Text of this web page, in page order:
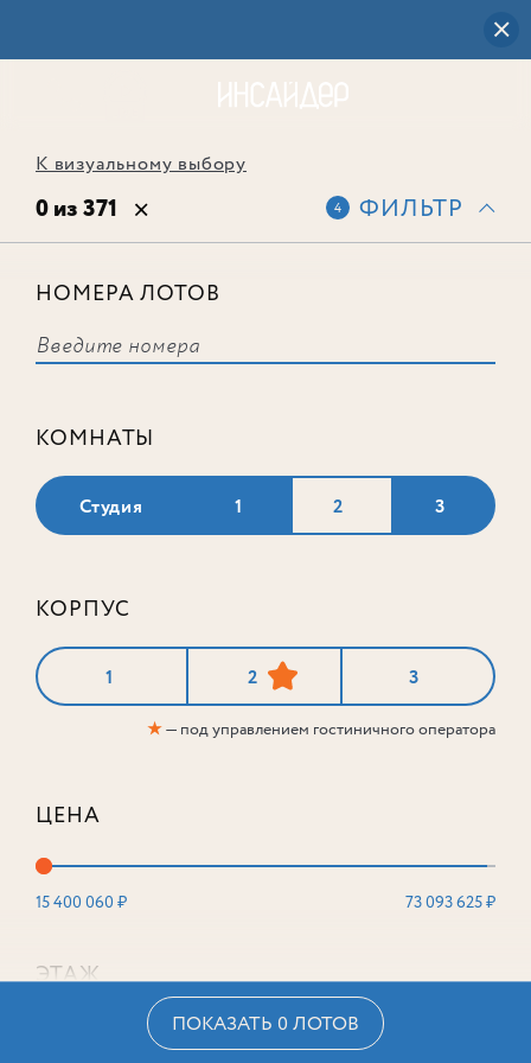
К визуальному выбору
0 из 371 4 ФИЛЬТР
НОМЕРА ЛОТОВ
КОМНАТЫ
Студия 1 2 3
КОРПУС
1 2 3
★— под управлением гостиничного оператора
ЦЕНА
15 400 060 ₽ 73 093 625 ₽
ЭТАЖ
ПОКАЗАТЬ 0 ЛОТОВ
соответствует ни одного лота